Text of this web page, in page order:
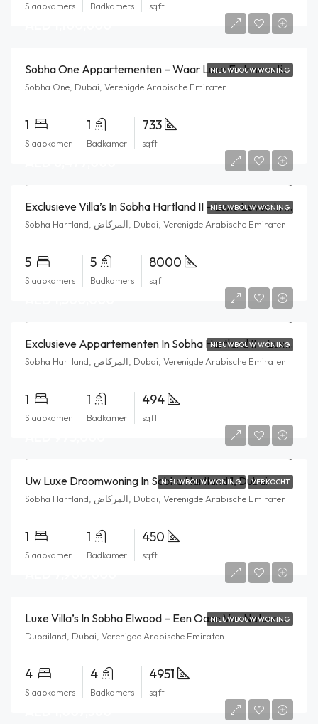
Slaapkamers Badkamers sqft
NIEUWBOUW WONING
Sobha One Appartementen – Waar Luxe En Innovatie Samenkomen
Sobha One, Dubai, Verenigde Arabische Emiraten
1
Slaapkamer
1
Badkamer
733
sqft
NIEUWBOUW WONINGExclusieve Villa’s In Sobha Hartland II – Luxe Leven In Het Hart Van Dubai
Sobha Hartland, المركاض, Dubai, Verenigde Arabische Emiraten
5
Slaapkamers
5
Badkamers
8000
sqft
NIEUWBOUW WONINGExclusieve Appartementen In Sobha Hartland II – Luxe Leven In Het Hart Van Dubai
Sobha Hartland, المركاض, Dubai, Verenigde Arabische Emiraten
1
Slaapkamer
1
Badkamer
494
sqft
NIEUWBOUW WONING VERKOCHT
Uw Luxe Droomwoning In Sobha Hartland 1, Dubai
Sobha Hartland, المركاض, Dubai, Verenigde Arabische Emiraten
1
Slaapkamer
1
Badkamer
450
sqft
NIEUWBOUW WONING
Luxe Villa’s In Sobha Elwood – Een Oase Van Natuur En Exclusiviteit In Dubai
Dubailand, Dubai, Verenigde Arabische Emiraten
4
Slaapkamers
4
Badkamers
4951
sqft